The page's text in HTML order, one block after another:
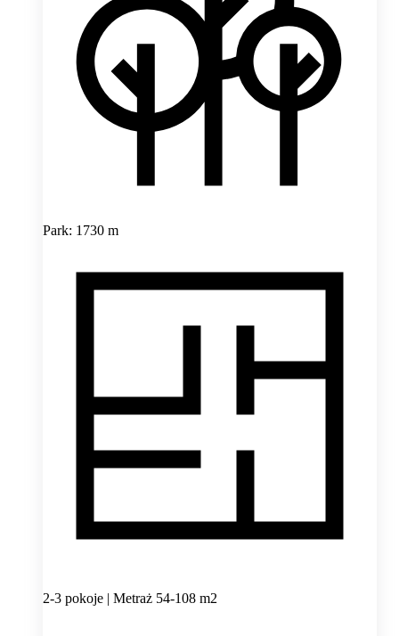
Park: 1730 m
2-3 pokoje | Metraż 54-108 m2